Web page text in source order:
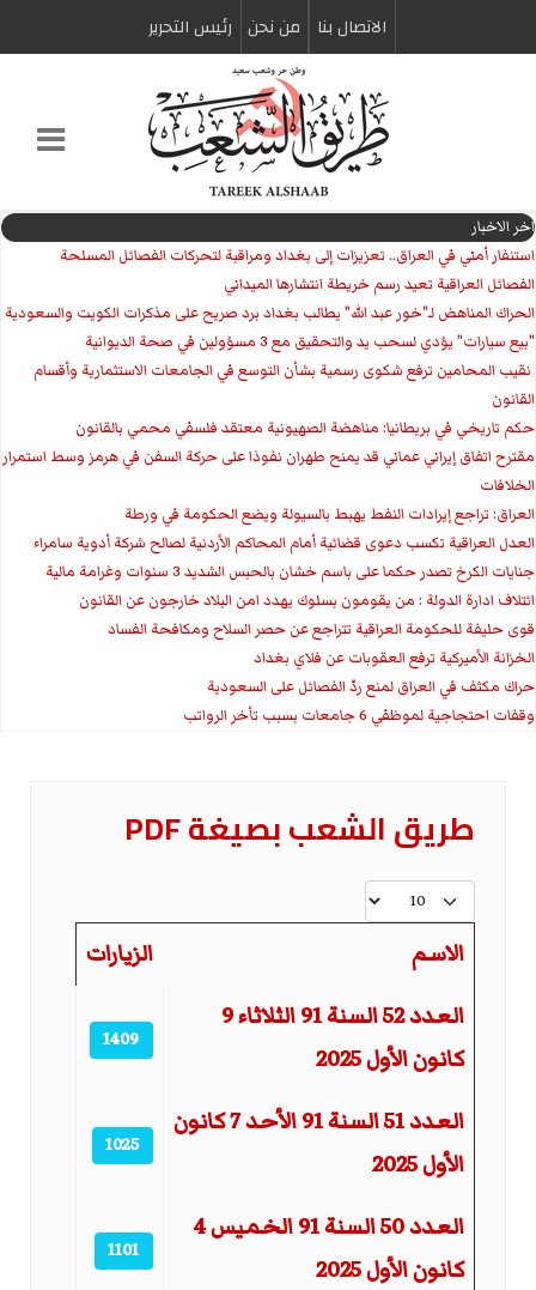
الاتصال بنا من نحن رئیس التحریر
اخر الاخبار
استنفار أمني في العراق.. تعزيزات إلى بغداد ومراقبة لتحركات الفصائل المسلحة
الفصائل العراقية تعيد رسم خريطة انتشارها الميداني
الحراك المناهض لـ"خور عبد الله" يطالب بغداد برد صريح على مذكرات الكويت والسعودية
"بيع سيارات" يؤدي لسحب يد والتحقيق مع 3 مسؤولين في صحة الديوانية
‏ نقيب المحامين ترفع شكوى رسمية بشأن التوسع في الجامعات الاستثمارية وأقسام
القانون
حكم تاريخي في بريطانيا: مناهضة الصهيونية معتقد فلسفي محمي بالقانون
مقترح اتفاق إيراني عماني قد يمنح طهران نفوذا على حركة السفن في هرمز وسط استمرار
الخلافات
العراق: تراجع إيرادات النفط يهبط بالسيولة ويضع الحكومة في ورطة
العدل العراقية تكسب دعوى قضائية أمام المحاكم الأردنية لصالح شركة أدوية سامراء
جنايات الكرخ تصدر حكما على باسم خشان بالحبس الشديد 3 سنوات وغرامة مالية
ائتلاف ادارة الدولة : من يقومون بسلوك يهدد امن البلاد خارجون عن القانون
قوى حليفة للحكومة العراقية تتراجع عن حصر السلاح ومكافحة الفساد
الخزانة الأميركية ترفع العقوبات عن فلاي بغداد
حراك مكثف في العراق لمنع ردّ الفصائل على السعودية
وقفات احتجاجية لموظفي 6 جامعات بسبب تأخر الرواتب
طريق الشعب بصيغة PDF
عدد الإظهارات:
المقالات
الاسم
الزيارات
العدد 52 السنة 91 الثلاثاء 9
كانون الأول 2025
1409
العدد 51 السنة 91 الأحد 7 كانون
الأول 2025
1025
العدد 50 السنة 91 الخميس 4
كانون الأول 2025
1101